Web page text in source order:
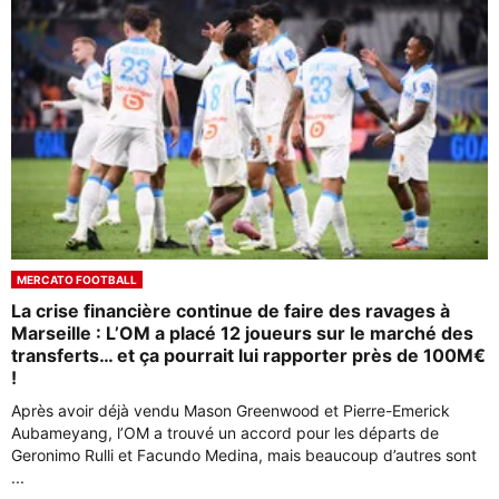
MERCATO FOOTBALL
La crise financière continue de faire des ravages à
Marseille : L’OM a placé 12 joueurs sur le marché des
transferts… et ça pourrait lui rapporter près de 100M€
!
Après avoir déjà vendu Mason Greenwood et Pierre-Emerick
Aubameyang, l’OM a trouvé un accord pour les départs de
Geronimo Rulli et Facundo Medina, mais beaucoup d’autres sont
...